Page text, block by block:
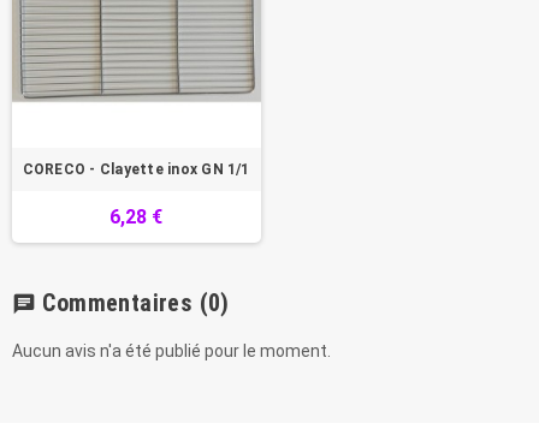
CORECO - Clayette inox GN 1/1
6,28 €
chat Commentaires (0)
Aucun avis n'a été publié pour le moment.